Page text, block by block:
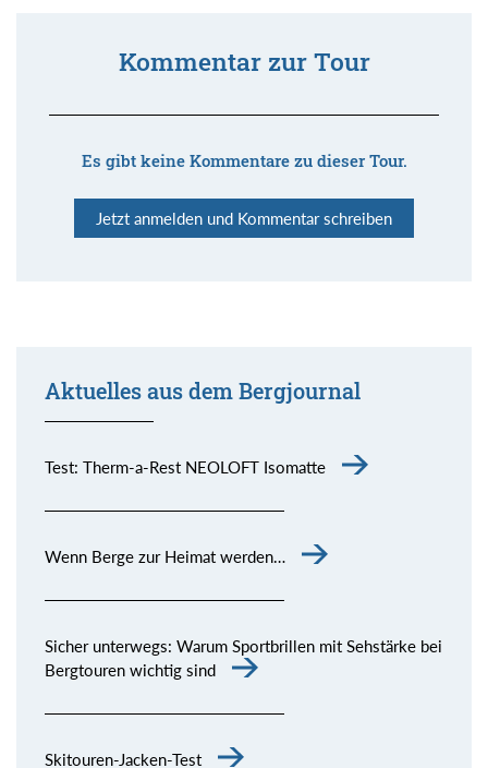
Kommentar zur Tour
Es gibt keine Kommentare zu dieser Tour.
Jetzt anmelden und Kommentar schreiben
Aktuelles aus dem Bergjournal
Test: Therm-a-Rest NEOLOFT Isomatte
Wenn Berge zur Heimat werden…
Sicher unterwegs: Warum Sportbrillen mit Sehstärke bei
Bergtouren wichtig sind
Skitouren-Jacken-Test